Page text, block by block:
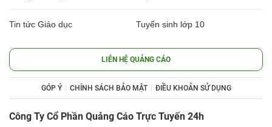
Tin tức Giáo dục Tuyển sinh lớp 10
LIÊN HỆ QUẢNG CÁO
GÓP Ý CHÍNH SÁCH BẢO MẬT ĐIỀU KHOẢN SỬ DỤNG
Công Ty Cổ Phần Quảng Cáo Trực Tuyến 24h